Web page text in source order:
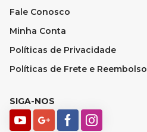
Fale Conosco
Minha Conta
Políticas de Privacidade
Políticas de Frete e Reembolso
SIGA-NOS